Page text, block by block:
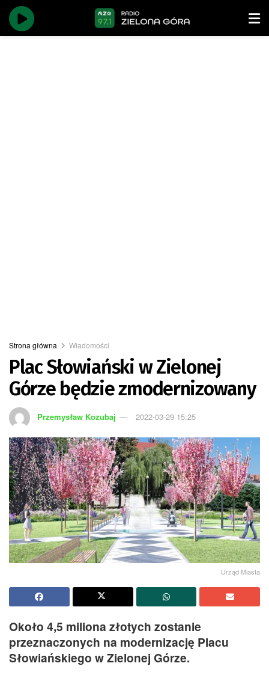
Strona główna Wiadomości
Plac Słowiański w Zielonej
Górze będzie zmodernizowany
Przemysław Kozubaj 2022-03-29 15:25
Urząd Miasta
Około 4,5 miliona złotych zostanie
przeznaczonych na modernizację Placu
Słowiańskiego w Zielonej Górze.